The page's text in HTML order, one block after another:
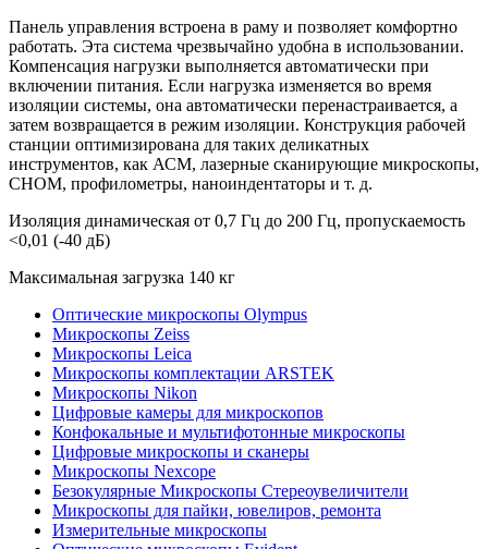
Панель управления встроена в раму и позволяет комфортно
работать. Эта система чрезвычайно удобна в использовании.
Компенсация нагрузки выполняется автоматически при
включении питания. Если нагрузка изменяется во время
изоляции системы, она автоматически перенастраивается, а
затем возвращается в режим изоляции. Конструкция рабочей
станции оптимизирована для таких деликатных
инструментов, как АСМ, лазерные сканирующие микроскопы,
СНОМ, профилометры, наноиндентаторы и т. д.
Изоляция динамическая от 0,7 Гц до 200 Гц, пропускаемость
<0,01 (-40 дБ)
Максимальная загрузка 140 кг
Оптические микроскопы Olympus
Микроскопы Zeiss
Микроскопы Leica
Микроскопы комплектации ARSTEK
Микроскопы Nikon
Цифровые камеры для микроскопов
Конфокальные и мультифотонные микроскопы
Цифровые микроскопы и сканеры
Микроскопы Nexcope
Безокулярные Микроскопы Стереоувеличители
Микроскопы для пайки, ювелиров, ремонта
Измерительные микроскопы